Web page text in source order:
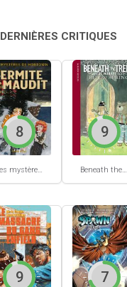
DERNIÈRES CRITIQUES
Les mystères de Hobtown #2
8
Beneath the trees where nobody sees #2
9
9 7